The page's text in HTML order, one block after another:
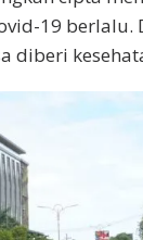
19
diberi